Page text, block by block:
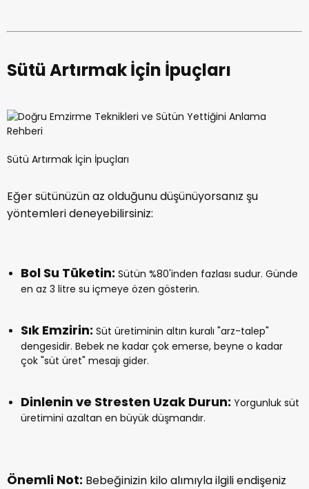
Sütü Artırmak İçin İpuçları
Sütü Artırmak İçin İpuçları
Eğer sütünüzün az olduğunu düşünüyorsanız şu
yöntemleri deneyebilirsiniz:
Bol Su Tüketin: Sütün %80'inden fazlası sudur. Günde
en az 3 litre su içmeye özen gösterin.
Sık Emzirin: Süt üretiminin altın kuralı "arz-talep"
dengesidir. Bebek ne kadar çok emerse, beyne o kadar
çok "süt üret" mesajı gider.
Dinlenin ve Stresten Uzak Durun: Yorgunluk süt
üretimini azaltan en büyük düşmandır.
Önemli Not: Bebeğinizin kilo alımıyla ilgili endişeniz